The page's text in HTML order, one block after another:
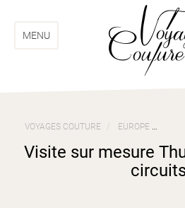
menu
contenuMENU
VOYAGES COUTURE EUROPE
Visite sur mesure